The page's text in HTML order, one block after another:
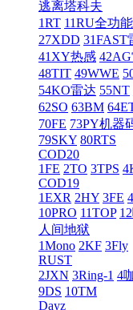
逃离塔科夫
1RT 11RU全功能
27XDD 31FAST
41XY热感
48TIT 49WWE
54KO雷达 55NT
62SO 63BM
70FE 73PY机器
79SKY 80RTS
COD20
1FE 2TO 3TPS
COD19
1EXR 2HY 3FE
10PRO 11TOP
人间地狱
1Mono 2KF 3Fly
RUST
2JXN 3Ring-1 4
9DS 10TM
Dayz